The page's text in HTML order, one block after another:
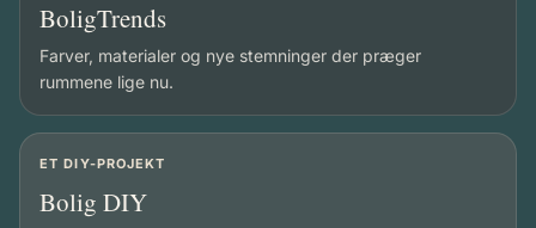
BoligTrends
Farver, materialer og nye stemninger der præger
rummene lige nu.
ET DIY-PROJEKT
Bolig DIY